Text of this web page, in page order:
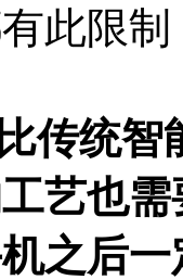
此限
传统智
艺也
之后